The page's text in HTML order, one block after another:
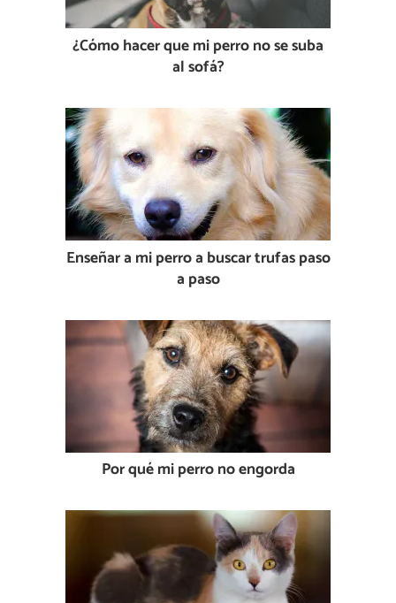
¿Cómo hacer que mi perro no se suba
al sofá?
Enseñar a mi perro a buscar trufas paso
a paso
Por qué mi perro no engorda